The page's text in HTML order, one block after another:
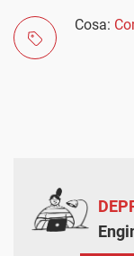
Cosa: